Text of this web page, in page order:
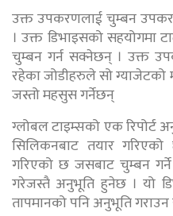
उक्त उपकरणलाई चुम्बन
। उक्त डिभाइसको सहयोगमा
चुम्बन गर्न सक्नेछन् । उक्त
रहेका जोडीहरुले सो
जस्तो महसुस गर्नेछन्
ग्लोबल टाइम्सको एक
सिलिकनबाट तयार
गरिएको छ जसबाट चुम्बन
गरेजस्तै अनुभूति हुनेछ । यो
तापमानको पनि अनुभूति